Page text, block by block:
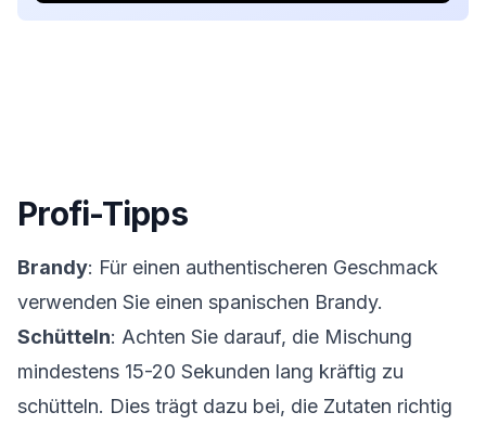
Profi-Tipps
Brandy: Für einen authentischeren Geschmack
verwenden Sie einen spanischen Brandy.
Schütteln: Achten Sie darauf, die Mischung
mindestens 15-20 Sekunden lang kräftig zu
schütteln. Dies trägt dazu bei, die Zutaten richtig